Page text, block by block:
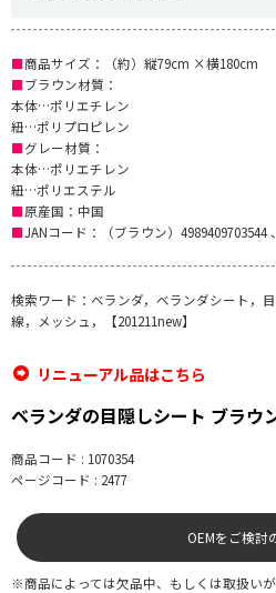
■商品サイズ：（約）縦79cm ×横180cm
■ブラウン材質：
本体…ポリエチレン
紐…ポリプロピレン
■グレー材質：
本体…ポリエチレン
紐…ポリエステル
■原産国：中国
■JANコード：（ブラウン）4989409703544
検索ワード：ベランダ，ベランダシート，
線，メッシュ，【201211new】
リニューアル品はこちら
ベランダの目隠しシート ブラウ
商品コード : 1070354
ページコード : 2477
OEMをご検討
※商品によっては欠品中、もしくは取扱い